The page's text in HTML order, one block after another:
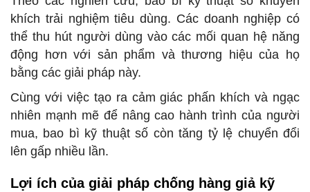
khích trải nghiệm tiêu dùng. Các doanh nghiệp có
thể thu hút người dùng vào các mối quan hệ năng
động hơn với sản phẩm và thương hiệu của họ
bằng các giải pháp này.
Cùng với việc tạo ra cảm giác phấn khích và ngạc
nhiên mạnh mẽ để nâng cao hành trình của người
mua, bao bì kỹ thuật số còn tăng tỷ lệ chuyển đổi
lên gấp nhiều lần.
Lợi ích của giải pháp chống hàng giả kỹ